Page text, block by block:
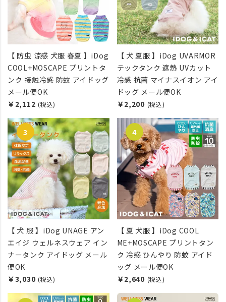
【 防虫 涼感 犬服 春夏 】iDog
COOL+MOSCAPE プリントタ
ンク 接触冷感 防蚊 アイドッグ
メール便OK
￥2,112 (税込)
【 犬 夏服 】iDog UVARMOR
テックタンク 遮熱 UVカット
冷感 抗菌 マイナスイオン アイ
ドッグ メール便OK
￥2,200 (税込)
【 犬 服 】iDog UNAGE アン
エイジ ウェルネスウェア イン
ナータンク アイドッグ メール
便OK
￥3,030 (税込)
【 夏 犬服 】iDog COOL
ME+MOSCAPE プリントタン
ク 冷感 ひんやり 防蚊 アイド
ッグ メール便OK
￥2,640 (税込)